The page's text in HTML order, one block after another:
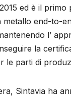
ed è il
end-to-
l’
la
le parti di
Sintavia ha